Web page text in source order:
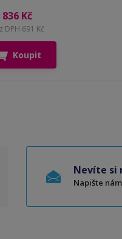
836 Kč
DPH 691 Kč
Koupit
Nevíte si
Napište